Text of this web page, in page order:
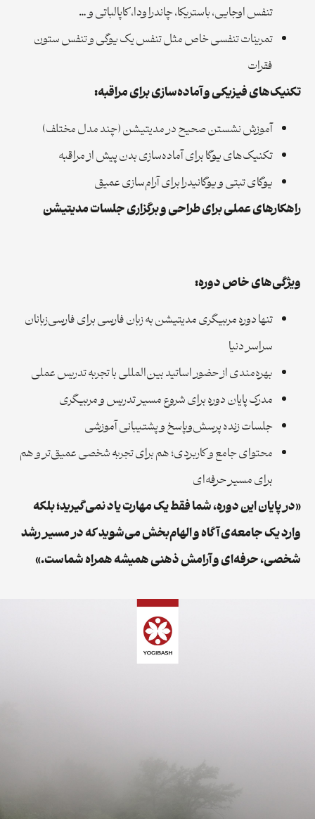
تنفس اوجایی، باستریکا، چاندرا ودا، کاپالباتی و …
تمرینات تنفسی خاص مثل تنفس یک یوگی و تنفس ستون
فقرات
تکنیک‌های فیزیکی و آماده‌سازی برای مراقبه:
آموزش نشستن صحیح در مدیتیشن (چند مدل مختلف)
تکنیک‌های یوگا برای آماده‌سازی بدن پیش از مراقبه
یوگای تبتی و یوگانیدرا برای آرام‌سازی عمیق
راهکارهای عملی برای طراحی و برگزاری جلسات مدیتیشن
ویژگی‌های خاص دوره:
تنها دوره مربیگری مدیتیشن به زبان فارسی برای فارسی‌زبانان
سراسر دنیا
بهره‌مندی از حضور اساتید بین‌المللی با تجربه تدریس عملی
مدرک پایان دوره برای شروع مسیر تدریس و مربیگری
جلسات زنده پرسش‌وپاسخ و پشتیبانی آموزشی
محتوای جامع و کاربردی؛ هم برای تجربه شخصی عمیق‌تر و هم
برای مسیر حرفه‌ای
«در پایان این دوره، شما فقط یک مهارت یاد نمی‌گیرید؛ بلکه
وارد یک جامعه‌ی آگاه و الهام‌بخش می‌شوید که در مسیر رشد
شخصی، حرفه‌ای و آرامش ذهنی همیشه همراه شماست.»